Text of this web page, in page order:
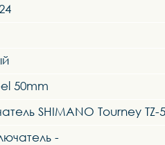
50mm
SHIMANO Tourney TZ-
-